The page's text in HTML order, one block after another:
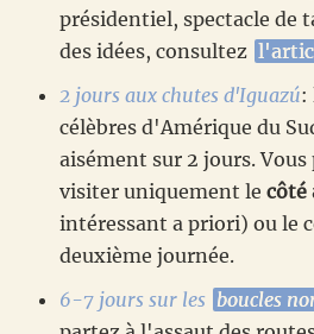
présidentiel, spectacle de
des idées, consultez
2 jours aux chutes d'Iguazú:
célèbres d'Amérique du
aisément sur 2 jours.
visiter uniquement le côté
intéressant a priori) ou le
deuxième journée.
6-7 jours sur les boucles